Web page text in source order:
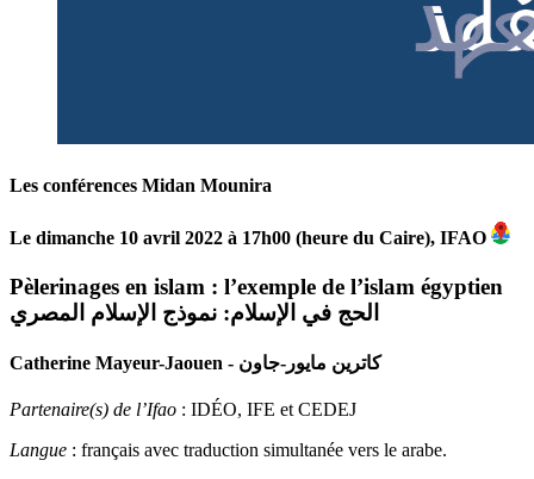
Les conférences Midan Mounira
Le dimanche 10 avril 2022 à 17h00 (heure du Caire), IFAO
Pèlerinages en islam : l’exemple de l’islam égyptien
الحج في الإسلام: نموذج الإسلام المصري
Catherine Mayeur-Jaouen - كاترين مايور-جاون
Partenaire(s) de l’Ifao : IDÉO, IFE et CEDEJ
Langue : français avec traduction simultanée vers le arabe.